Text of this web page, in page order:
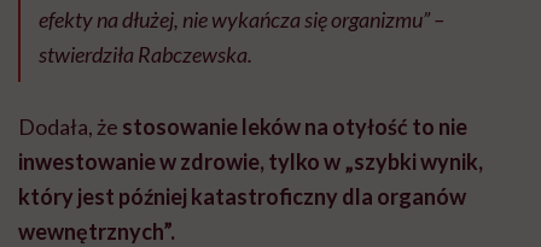
efekty na dłużej, nie wykańcza się organizmu” –
stwierdziła Rabczewska.
Dodała, że stosowanie leków na otyłość to nie
inwestowanie w zdrowie, tylko w „szybki wynik,
który jest później katastroficzny dla organów
wewnętrznych”.